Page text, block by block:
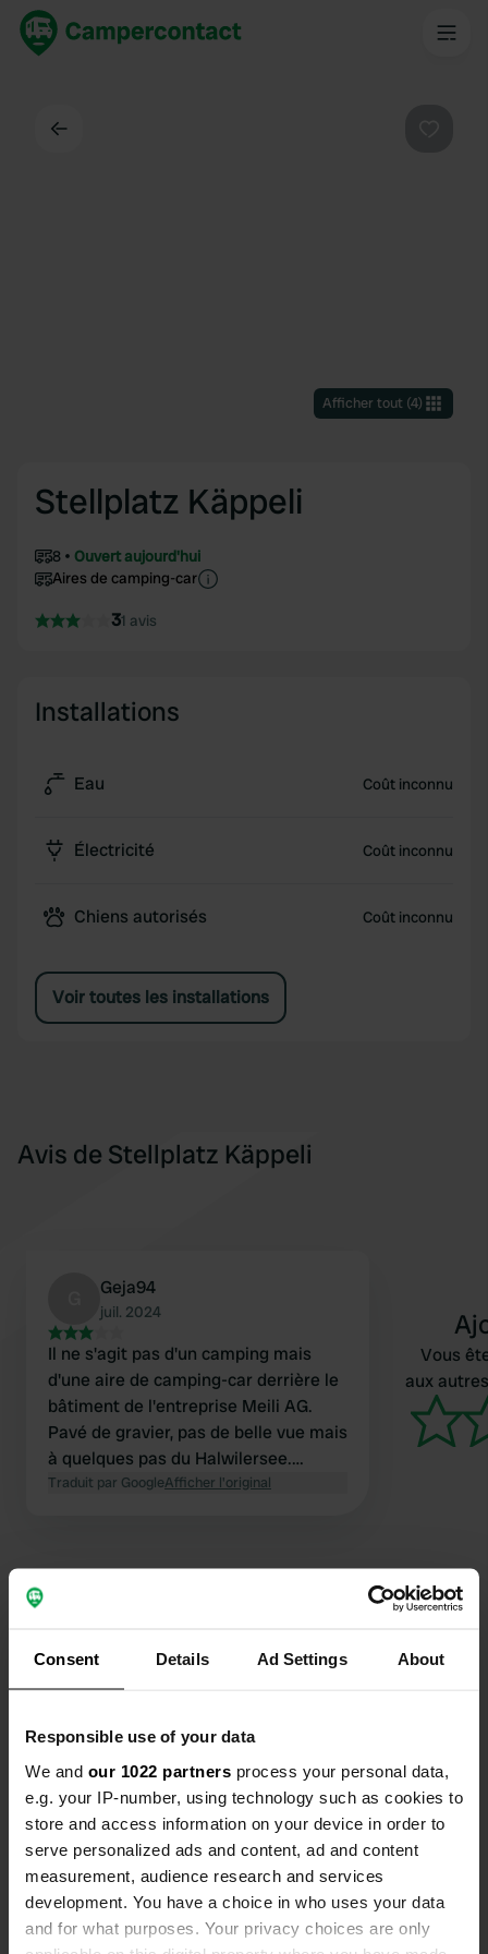
Consent Details Ad Settings About
Responsible use of your data
We and our 1022 partners process your personal data,
e.g. your IP-number, using technology such as cookies to
store and access information on your device in order to
serve personalized ads and content, ad and content
measurement, audience research and services
development. You have a choice in who uses your data
and for what purposes. Your privacy choices are only
Afficher tout(4)
Stellplatz Käppeli
8
Ouvert aujourd'hui
Aires de camping-car
31 avis
Installations
Eau Coût inconnu
Électricité Coût inconnu
Chiens autorisés Coût inconnu
Voir toutes les installations
Avis de Stellplatz Käppeli
Geja94
juil. 2024
Il ne s'agit pas d'un camping mais
d'une aire de camping-car derrière le
bâtiment de l'entreprise Meili AG.
Pavé de gravier, pas de belle vue mais
à quelques pas du Halwilersee.
Alimentation disponible, pas d'autres
Traduit par GoogleAfficher l'original
Vous
aux
Contact
Käppelistrasse 16
Coordonnées
47° 15' 9" N 8° 14' 18" E
47.2525836 8.2381948
Copie
Code du site